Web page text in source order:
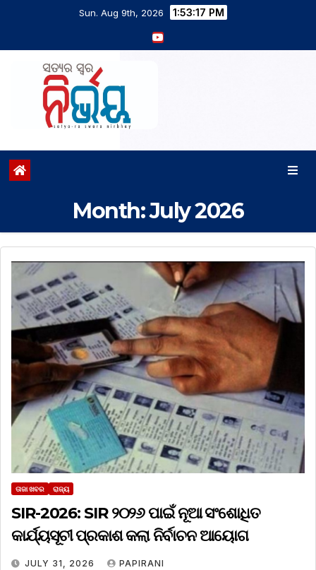
Sun. Aug 9th, 2026 1:53:19 PM
Month:July 2026
ତାଜା ଖବର ରାଜ୍ୟ
SIR-2026: SIR ୨୦୨୬ ପାଇଁ ନୂଆ ସଂଶୋଧିତ
କାର୍ଯ୍ୟସୂଚୀ ପ୍ରକାଶ କଲା ନିର୍ବାଚନ ଆୟୋଗ
JULY 31, 2026 PAPIRANI